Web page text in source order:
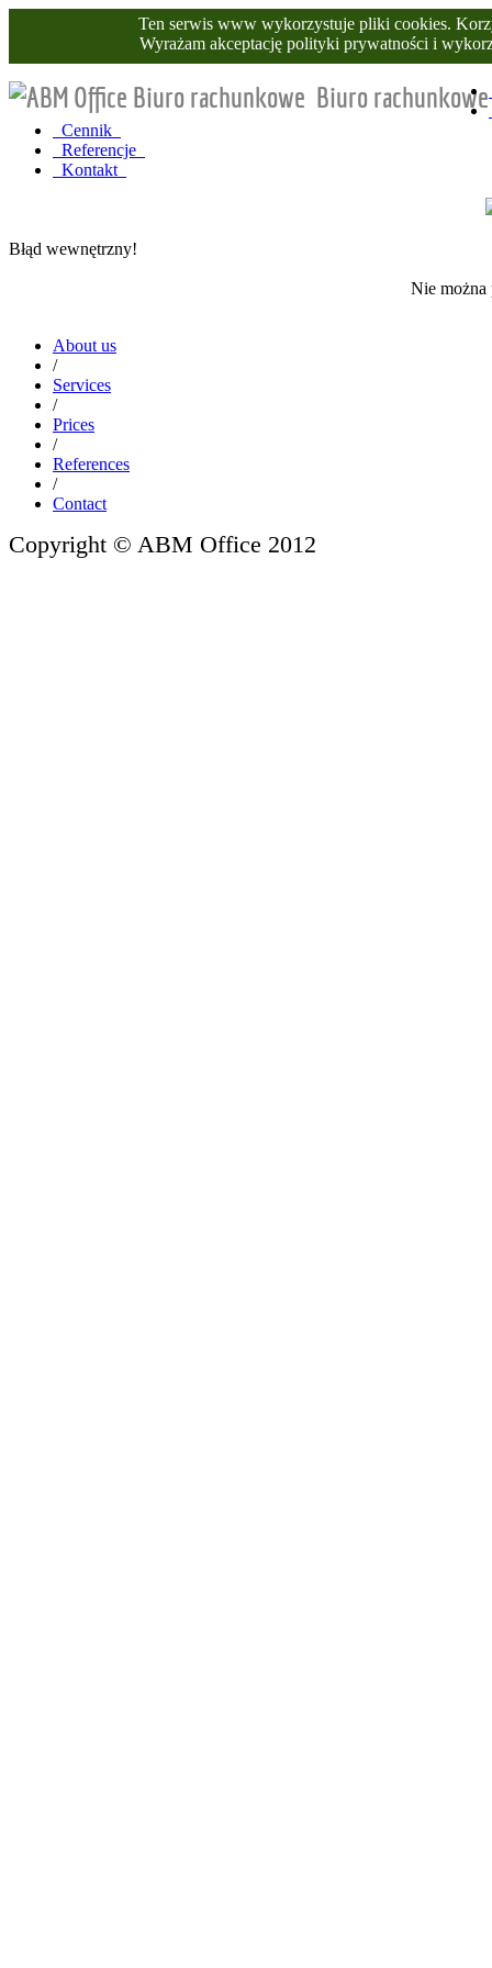
Ten serwis www wykorzystuje pliki cookies.
Wyrażam akceptację polityki prywatności i
Biuro rachunkowe
Cennik
Referencje
Kontakt
Błąd wewnętrzny!
Nie można
About us
/
Services
/
Prices
/
References
/
Contact
Copyright © ABM Office 2012